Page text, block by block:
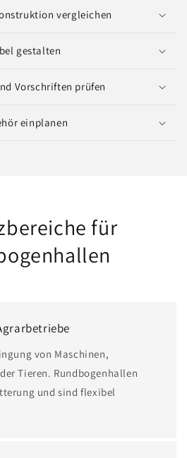
vergleichen
gestalten
Vorschriften prüfen
einplanen
für
von Maschinen,
Tieren. Rundbogenhallen
und sind flexibel